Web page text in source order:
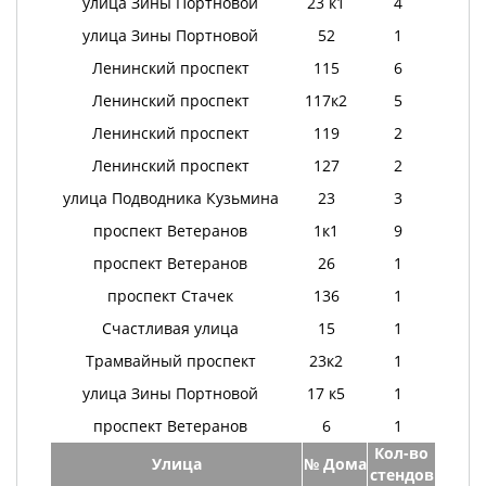
улица Зины Портновой
52
1
Ленинский проспект
115
6
Ленинский проспект
117к2
5
Ленинский проспект
119
2
Ленинский проспект
127
2
улица Подводника Кузьмина
23
3
проспект Ветеранов
1к1
9
проспект Ветеранов
26
1
проспект Стачек
136
1
Счастливая улица
15
1
Трамвайный проспект
23к2
1
улица Зины Портновой
17 к5
1
проспект Ветеранов
6
1
Улица
№ Дома
Кол-во
стендов